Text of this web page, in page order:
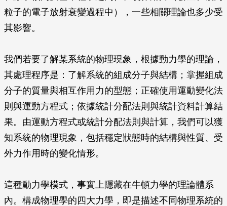
粒子的電子放射衰變過程中），一些相關理論也多少受
其影響。
我們若要了解某系統的物理現象，根據動力學的理論，
其處理程序是：了解系統的組成分子與結構；掌握組成
分子的質量與相互作用力的型態；正確使用運動變化法
則與運動方程式；依據統計分配法則與統計資料計算結
果。由運動方程式或統計分配法則與計算，我們可以獲
知系統的物理現象，包括穩定狀態時的結構與性質、受
外力作用時的變化情形。
這種動力學模式，事實上隱藏在牛頓力學的理論體系
內。構成物理學的四大力學，即是描述不同物理系統的